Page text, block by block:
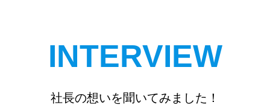
INTERVIEW
社長の想いを聞いてみました！